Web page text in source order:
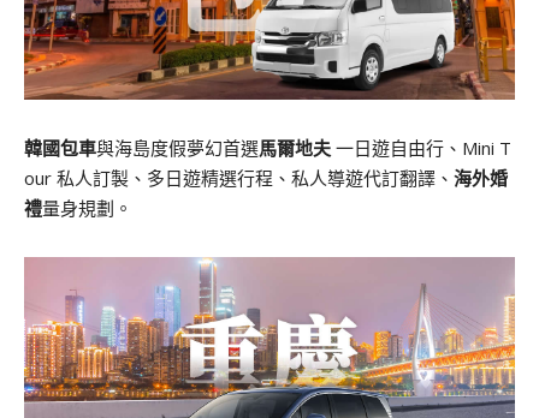
韓國包車與海島度假夢幻首選馬爾地夫 一日遊自由行、Mini T
our 私人訂製、多日遊精選行程、私人導遊代訂翻譯、 海外婚
禮量身規劃。